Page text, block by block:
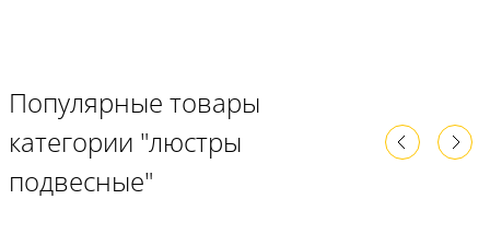
Популярные товары
категории "люстры
подвесные"